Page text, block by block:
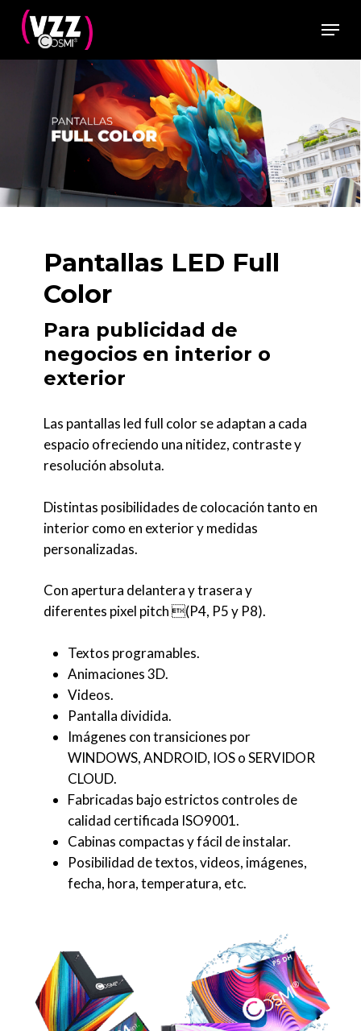
Menu
Pantallas LED Full
Color
Para publicidad de
negocios en interior o
exterior
Las pantallas led full color se adaptan a cada
espacio ofreciendo una nitidez, contraste y
resolución absoluta.
Distintas posibilidades de colocación tanto en
interior como en exterior y medidas
personalizadas.
Con apertura delantera y trasera y
diferentes pixel pitch (P4, P5 y P8).
Textos programables.
Animaciones 3D.
Videos.
Pantalla dividida.
Imágenes con transiciones por
WINDOWS, ANDROID, IOS o SERVIDOR
CLOUD.
Fabricadas bajo estrictos controles de
calidad certificada ISO9001.
Cabinas compactas y fácil de instalar.
Posibilidad de textos, videos, imágenes,
fecha, hora, temperatura, etc.